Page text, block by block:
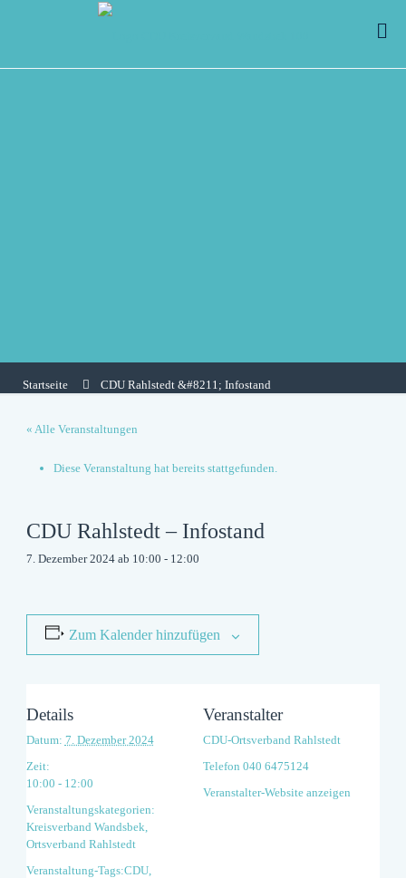
Startseite CDU Rahlstedt &#8211; Infostand
« Alle Veranstaltungen
Diese Veranstaltung hat bereits stattgefunden.
CDU Rahlstedt – Infostand
7. Dezember 2024 ab 10:00 - 12:00
Zum Kalender hinzufügen
Details
Datum: 7. Dezember 2024
Zeit:
10:00 - 12:00
Veranstaltungskategorien:
Kreisverband Wandsbek,
Ortsverband Rahlstedt
Veranstaltung-Tags:CDU,
Veranstalter
CDU-Ortsverband Rahlstedt
Telefon 040 6475124
Veranstalter-Website anzeigen